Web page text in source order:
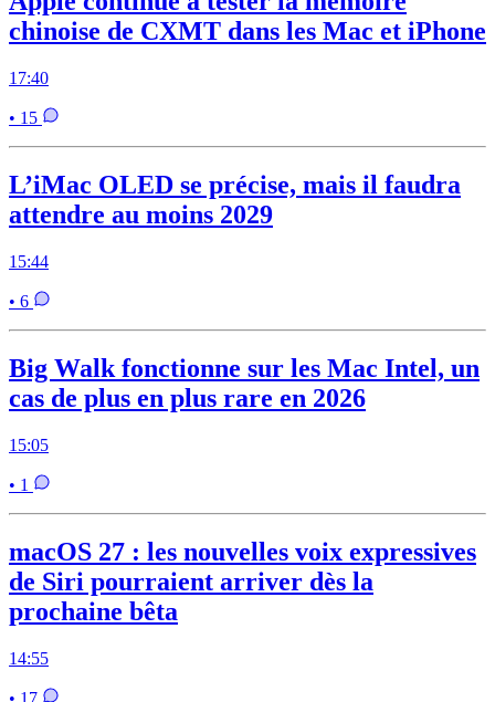
chinoise de CXMT dans les Mac et iPhone
17:40
• 15
L’iMac OLED se précise, mais il faudra
attendre au moins 2029
15:44
• 6
Big Walk fonctionne sur les Mac Intel, un
cas de plus en plus rare en 2026
15:05
• 1
macOS 27 : les nouvelles voix expressives
de Siri pourraient arriver dès la
prochaine bêta
14:55
• 17